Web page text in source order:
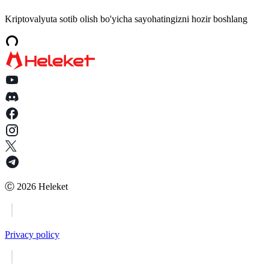
Ha. Kriptovalyutalar turli mamlakatlardan bank cheklovlarisiz to‘lov
Kriptovalyuta sotib olish bo'yicha sayohatingizni hozir boshlang
Ⓒ 2026 Heleket
Privacy policy